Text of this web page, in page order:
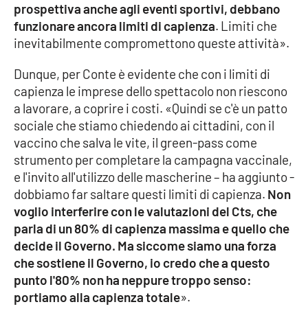
Android
Apple
prospettiva anche agli eventi sportivi, debbano
funzionare ancora limiti di capienza. Limiti che
inevitabilmente compromettono queste attività».
Dunque, per Conte è evidente che con i limiti di
capienza le imprese dello spettacolo non riescono
a lavorare, a coprire i costi. «Quindi se c'è un patto
sociale che stiamo chiedendo ai cittadini, con il
vaccino che salva le vite, il green-pass come
strumento per completare la campagna vaccinale,
e l'invito all'utilizzo delle mascherine – ha aggiunto -
dobbiamo far saltare questi limiti di capienza. Non
voglio interferire con le valutazioni del Cts, che
parla di un 80% di capienza massima e quello che
decide il Governo. Ma siccome siamo una forza
che sostiene il Governo, io credo che a questo
punto l'80% non ha neppure troppo senso:
portiamo alla capienza totale».